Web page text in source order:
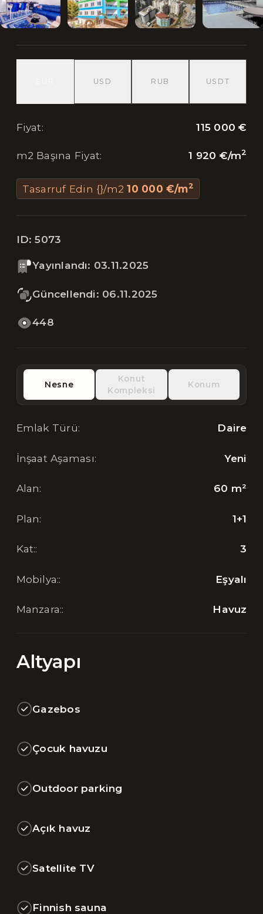
USD RUB USDT
Fiyat: 115 000 €
m2 Başına Fiyat: 1 920 €/m2
Tasarruf Edin {}/m2 10 000 €/m2
ID:5073
Yayınlandı: 03.11.2025
Güncellendi: 06.11.2025
448
Nesne
Konut
Kompleksi
Konum
Emlak Türü: Daire
İnşaat Aşaması: Yeni
Alan: 60 m²
Plan: 1+1
Kat:: 3
Mobilya:: Eşyalı
Manzara:: Havuz
Altyapı
Gazebos
Çocuk havuzu
Outdoor parking
Açık havuz
Satellite TV
Finnish sauna